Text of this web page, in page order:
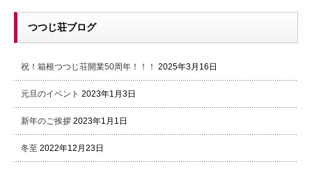
つつじ荘ブログ
祝！箱根つつじ荘開業50周年！！！ 2025年3月16日
元旦のイベント 2023年1月3日
新年のご挨拶 2023年1月1日
冬至 2022年12月23日